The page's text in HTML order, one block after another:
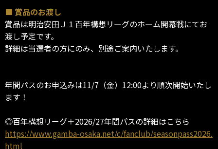
■ 賞品のお渡し
賞品は明治安田Ｊ１百年構想リーグのホーム開幕戦にてお
渡し予定です。
詳細は当選者の方にのみ、別途ご案内いたします。
年間パスのお申込みは11/7（金）12:00より順次開始いたし
ます！
◎百年構想リーグ＋2026/27年間パスの詳細はこちら
https://www.gamba-osaka.net/c/fanclub/seasonpass2026.
html